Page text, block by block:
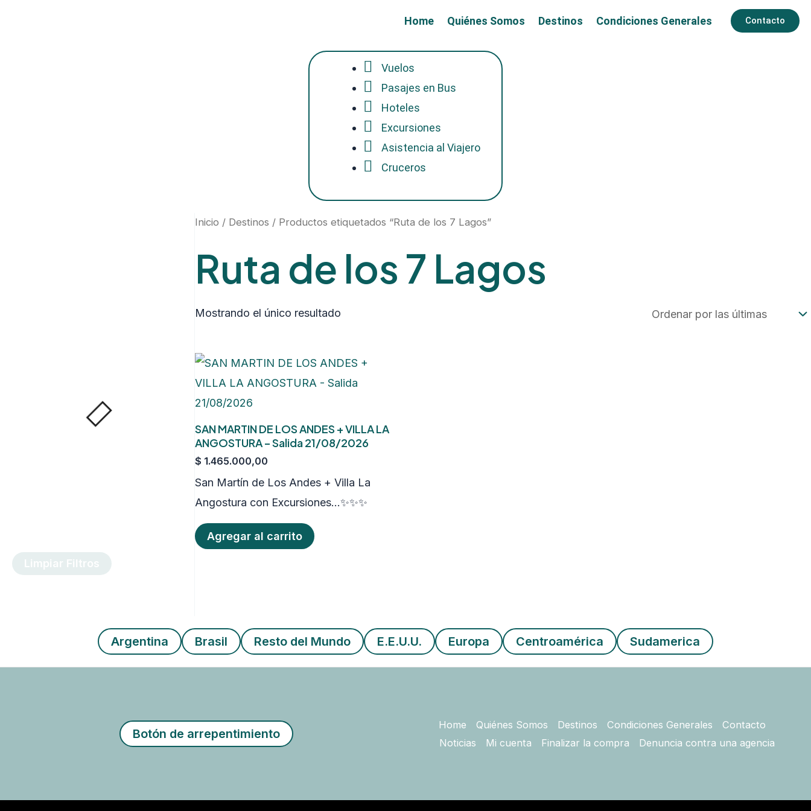
Home Quiénes Somos Destinos Condiciones Generales Contacto
Vuelos
Pasajes en Bus
Hoteles
Excursiones
Asistencia al Viajero
Cruceros
Limpiar Filtros
Inicio / Destinos / Productos etiquetados “Ruta de los 7 Lagos”
Ruta de los 7 Lagos
Mostrando el único resultado
SAN MARTIN DE LOS ANDES + VILLA LA
ANGOSTURA – Salida 21/08/2026
$ 1.465.000,00
San Martín de Los Andes + Villa La
Angostura con Excursiones…✨✨✨
Agregar al carrito
Argentina Brasil Resto del Mundo E.E.U.U. Europa Centroamérica Sudamerica
Botón de arrepentimiento
Home Quiénes Somos Destinos Condiciones Generales
Contacto
Noticias
Mi cuenta Finalizar la compra Denuncia contra una agencia